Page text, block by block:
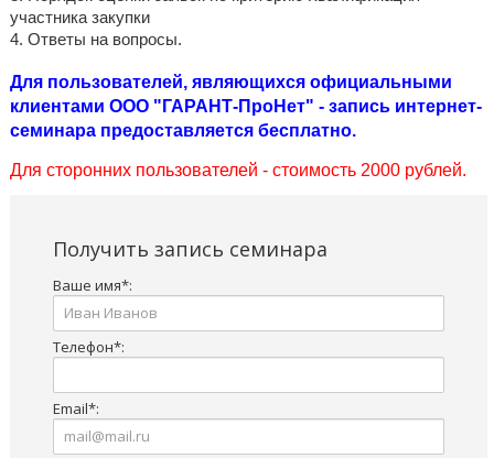
участника закупки
4. Ответы на вопросы.
Для пользователей, являющихся официальными
клиентами ООО "ГАРАНТ-ПроНет" - запись интернет-
семинара предоставляется бесплатно.
Для сторонних пользователей - стоимость 2000 рублей.
Получить запись семинара
Ваше имя*:
Телефон*:
Email*: